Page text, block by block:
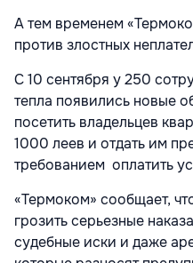
А тем временем
против злостных
С 10 сентября у 250
тепла появились новые
посетить владельцев
1000 леев и отдать им
требованием оплатить
«Термоком» сообщает,
грозить серьезные
судебные иски и даже